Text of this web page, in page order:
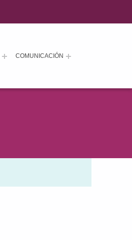
COMUNICACIÓN